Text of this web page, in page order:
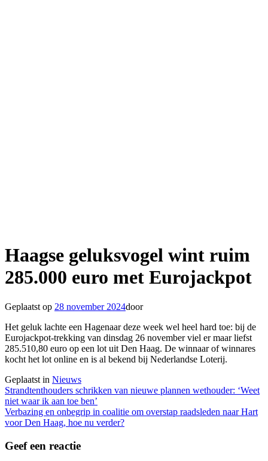
Haagse geluksvogel wint ruim
285.000 euro met Eurojackpot
Geplaatst op 28 november 2024door
Het geluk lachte een Hagenaar deze week wel heel hard toe: bij de
Eurojackpot-trekking van dinsdag 26 november viel er maar liefst
285.510,80 euro op een lot uit Den Haag. De winnaar of winnares
kocht het lot online en is al bekend bij Nederlandse Loterij.
Geplaatst in Nieuws
Berichtnavigatie
Strandtenthouders schrikken van nieuwe plannen wethouder: ‘Weet
niet waar ik aan toe ben’
Verbazing en onbegrip in coalitie om overstap raadsleden naar Hart
voor Den Haag, hoe nu verder?
Geef een reactie